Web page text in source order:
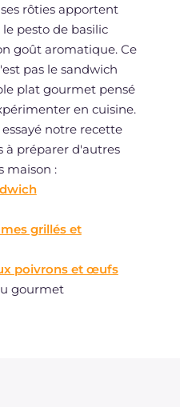
rôties apportent
pesto de basilic
goût aromatique. Ce
pas le sandwich
plat gourmet pensé
en cuisine.
notre recette
à préparer d'autres
maison :
grillés et
poivrons et œufs
gourmet